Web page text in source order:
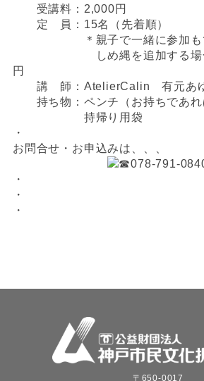
受講料：2,000円
定 員：15名（先着順）
＊親子で一緒に参加もで
しめ縄を追加する場合1
円
講 師：AtelierCalin 有元あ
持ち物：ペンチ（お持ちであれ
持帰り用袋
・
お問合せ・お申込みは、、、
078-791-
・
・
・
〒650-0017